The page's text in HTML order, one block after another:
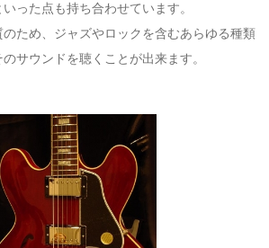
った点も持ち合わせています。
ため、ジャズやロックを含むあらゆる種類
サウンドを聴くことが出来ます。